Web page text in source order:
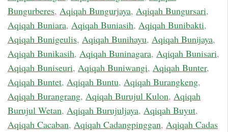
Bungurberes, Aqiqah Bungurjaya, Aqiqah Bungursari,
Aqiqah Buniara, Aqiqah Buniasih, Aqiqah Bunibakti,
Aqiqah Bunigeulis, Aqiqah Bunihayu, Aqiqah Bunijaya,
Aqiqah Bunikasih, Aqiqah Buninagara, Aqiqah Bunisari,
Aqiqah Buniseuri, Aqiqah Buniwangi, Aqiqah Bunter,
Aqiqah Buntet, Aqiqah Buntu, Aqiqah Burangkeng,
Aqiqah Burangrang, Aqiqah Burujul Kulon, Aqiqah
Burujul Wetan, Aqiqah Burujuljaya, Aqiqah Buyut,
Aqiqah Cacaban, Aqiqah Cadangpinggan, Aqiqah Cadas